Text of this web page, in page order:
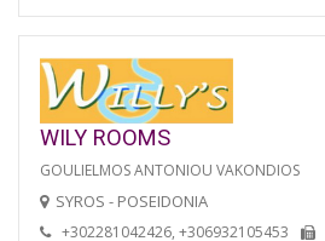
WILY ROOMS
GOULIELMOS ANTONIOU VAKONDIOS
SYROS - POSEIDONIA
+302281042426, +306932105453